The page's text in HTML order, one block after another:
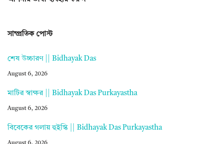
সাম্প্রতিক পোস্ট
শেষ উচ্চারণ || Bidhayak Das
August 6, 2026
মাটির স্বাক্ষর || Bidhayak Das Purkayastha
August 6, 2026
বিবেকের গলায় হুইস্কি || Bidhayak Das Purkayastha